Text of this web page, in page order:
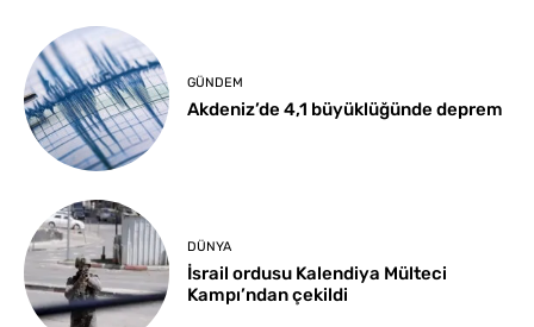
GÜNDEM
Akdeniz’de 4,1 büyüklüğünde deprem
DÜNYA
İsrail ordusu Kalendiya Mülteci
Kampı’ndan çekildi